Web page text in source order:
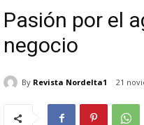
Pasión por el
negocio
By Revista Nordelta1 21